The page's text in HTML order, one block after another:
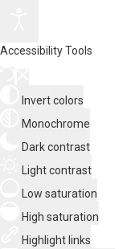
Accessibility Tools
Invert colors
Monochrome
Dark contrast
Light contrast
Low saturation
High saturation
Highlight links